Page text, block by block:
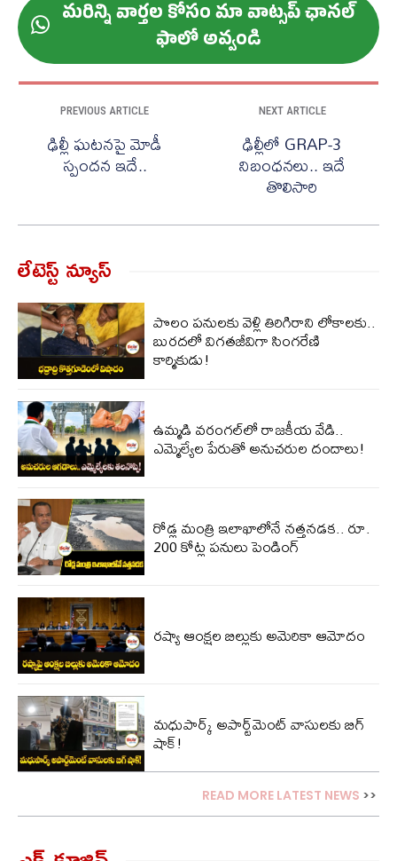
మ‌రిన్ని వార్త‌ల కోసం మా వాట్స‌ప్ ఛాన‌ల్
ఫాలో అవ్వండి
PREVIOUS ARTICLE
ఢిల్లీ ఘటనపై మోడీ
స్పందన ఇదే..
NEXT ARTICLE
ఢిల్లీలో GRAP-3
నిబంధనలు.. ఇదే
తొలిసారి
లేటెస్ట్ న్యూస్‌
పొలం పనులకు వెళ్లి తిరిగిరాని లోకాలకు..
బురదలో విగతజీవిగా సింగరేణి
కార్మికుడు!
ఉమ్మడి వరంగల్‌లో రాజకీయ వేడి..
ఎమ్మెల్యేల పేరుతో అనుచరుల దందాలు!
రోడ్ల మంత్రి ఇలాఖాలోనే నత్తనడక.. రూ.
200 కోట్ల పనులు పెండింగ్
రష్యా ఆంక్షల బిల్లుకు అమెరికా ఆమోదం
మధుపార్క్ అపార్ట్‌మెంట్ వాసులకు బిగ్
షాక్‌!
READ MORE LATEST NEWS >>